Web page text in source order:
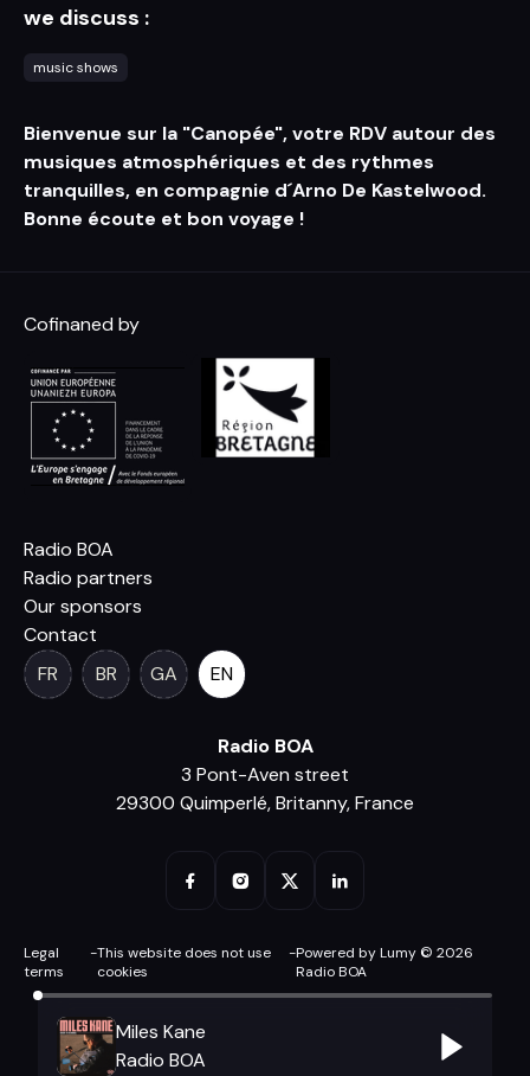
we discuss :
music shows
Bienvenue sur la "Canopée", votre RDV autour des
musiques atmosphériques et des rythmes
tranquilles, en compagnie d´Arno De Kastelwood.
Bonne écoute et bon voyage !
Cofinaned by
Radio BOA
Radio partners
Our sponsors
Contact
FR
BR GA EN
Radio BOA
3 Pont-Aven street
29300 Quimperlé, Britanny, France
Legal
terms
-This website does not use
cookies
-Powered by Lumy © 2026
Radio BOA
Miles Kane
Radio BOA